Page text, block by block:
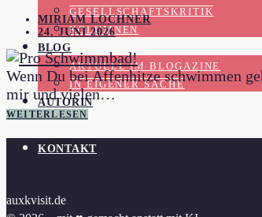
GESELLSCHAFTSKRITIK
KOLUMNEN
BLOG
AKTUELL IM BLOGAZINE
IN EIGENER SACHE
AUTORIN
MIRIAM LOCHNER
24. JUNI 2026
Wenn Du bei Affenhitze schwimmen
mir und vielen…
WEITERLESEN
KONTAKT
auxkvisit.de